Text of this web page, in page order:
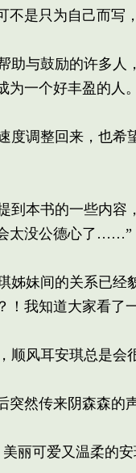
不是只为自己而写
与鼓励的许多人
为一个好丰盈的人
调整回来，也希
本书的一些内容
太没公德心了……”
妹间的关系已经
！我知道大家看了
顺风耳安琪总是会
突然传来阴森森的
丽可爱又温柔的